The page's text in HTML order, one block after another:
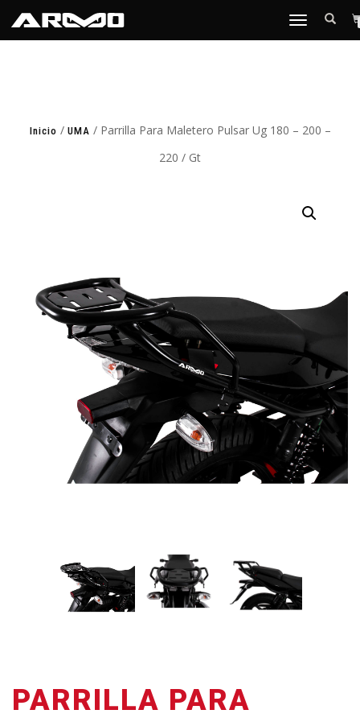
TOGGLE
Inicio / UMA / Parrilla Para Maletero Pulsar Ug 180 – 200 –
220 / Gt
PARRILLA PARA